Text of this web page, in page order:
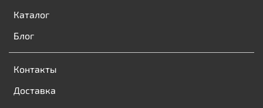
Каталог
Блог
Контакты
Доставка